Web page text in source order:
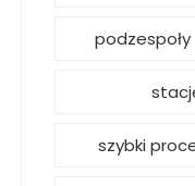
podzespoły
szybki